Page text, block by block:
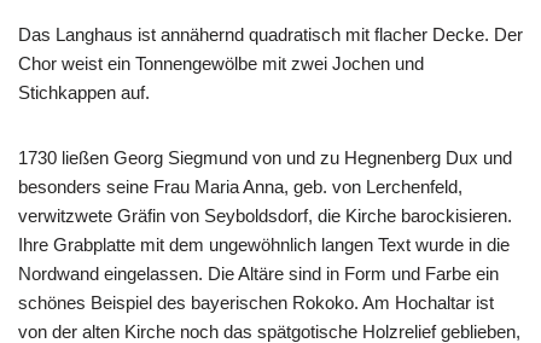
Das Langhaus ist annähernd quadratisch mit flacher Decke. Der
Chor weist ein Tonnengewölbe mit zwei Jochen und
Stichkappen auf.
1730 ließen Georg Siegmund von und zu Hegnenberg Dux und
besonders seine Frau Maria Anna, geb. von Lerchenfeld,
verwitzwete Gräfin von Seyboldsdorf, die Kirche barockisieren.
Ihre Grabplatte mit dem ungewöhnlich langen Text wurde in die
Nordwand eingelassen. Die Altäre sind in Form und Farbe ein
schönes Beispiel des bayerischen Rokoko. Am Hochaltar ist
von der alten Kirche noch das spätgotische Holzrelief geblieben,